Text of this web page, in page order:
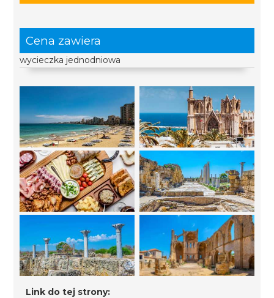
Cena zawiera
wycieczka jednodniowa
Link do tej strony: